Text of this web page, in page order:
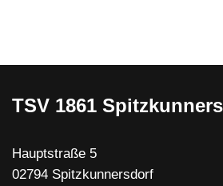
TSV 1861
Hauptstraße 5
02794 Spitzkunnersdorf